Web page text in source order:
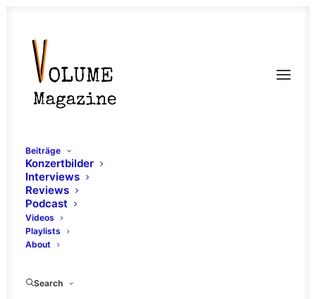
Beiträge
Konzertbilder
Interviews
Reviews
Podcast
Videos
Playlists
About
Search